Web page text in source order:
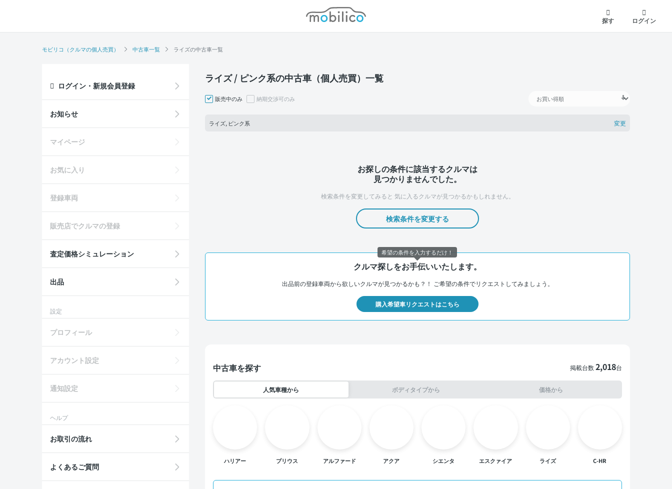
モビリコ
探す
ログイン
モビリコ（クルマの個人売買） 中古車一覧 ライズの中古車一覧
ライズ / ピンク系の中古車（個人売買）一覧
販売中のみ 納期交渉可のみ
ライズ, ピンク系 変更
お探しの条件に該当するクルマは
見つかりませんでした。
検索条件を変更してみると 気に入るクルマが見つかるかもしれません。
検索条件を変更する
クルマ探しをお手伝いいたします。
出品前の登録車両から欲しいクルマが見つかるかも？！ ご希望の条件でリクエストしてみましょう。
購入希望車リクエストはこちら
中古車を探す 掲載台数2,018台
人気車種から ボディタイプから 価格から
ハリアー プリウス アルファード アクア シエンタ エスクァイア ライズ C-HR
ログイン・新規会員登録
お知らせ
マイページ
お気に入り
登録車両
販売店でクルマの登録
査定価格シミュレーション
出品
設定
プロフィール
アカウント設定
通知設定
ヘルプ
お取引の流れ
よくあるご質問
希望の条件を入力するだけ！